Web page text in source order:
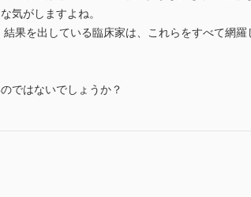
気がしますよね。
果を出している臨床家は、これらをすべて網羅
ではないでしょうか？